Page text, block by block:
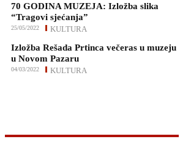
70 GODINA MUZEJA: Izložba slika
“Tragovi sjećanja”
KULTURA
25/05/2022
Izložba Rešada Prtinca večeras u muzeju
u Novom Pazaru
KULTURA
04/03/2022